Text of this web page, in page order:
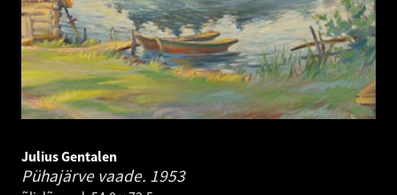
Julius Gentalen
Pühajärve vaade. 1953